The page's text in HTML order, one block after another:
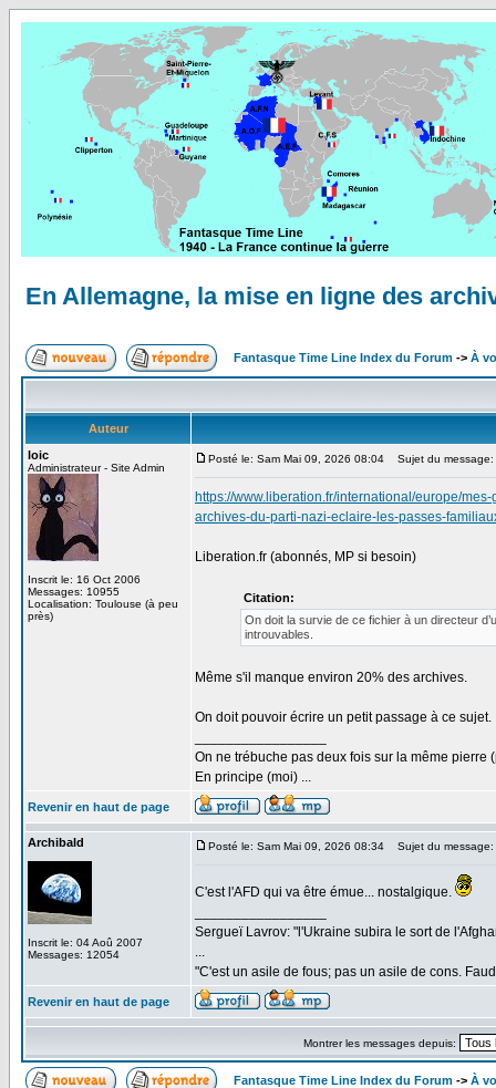
En Allemagne, la mise en ligne des
Fantasque Time Line Index du Forum -> À
Auteur
loic
Administrateur - Site Admin
Inscrit le: 16 Oct 2006
Messages: 10955
Localisation: Toulouse (à peu
près)
Posté le: Sam Mai 09, 2026 08:04 Sujet du message:
https://www.liberation.fr/international/europe/
archives-du-parti-nazi-eclaire-les-passes-
Liberation.fr (abonnés, MP si besoin)
Citation:
On doit la survie de ce fichier à un directeur
introuvables.
Même s'il manque environ 20% des archives.
On doit pouvoir écrire un petit passage à ce sujet.
On ne trébuche pas deux fois sur la même pierre
En principe (moi) ...
Revenir en haut de page
Archibald
Inscrit le: 04 Aoû 2007
Messages: 12054
Posté le: Sam Mai 09, 2026 08:34 Sujet du message:
C'est l'AFD qui va être émue... nostalgique.
Sergueï Lavrov: "l'Ukraine subira le sort de
...
"C'est un asile de fous; pas un asile de cons.
Revenir en haut de page
Montrer les messages depuis:
Fantasque Time Line Index du Forum -> À